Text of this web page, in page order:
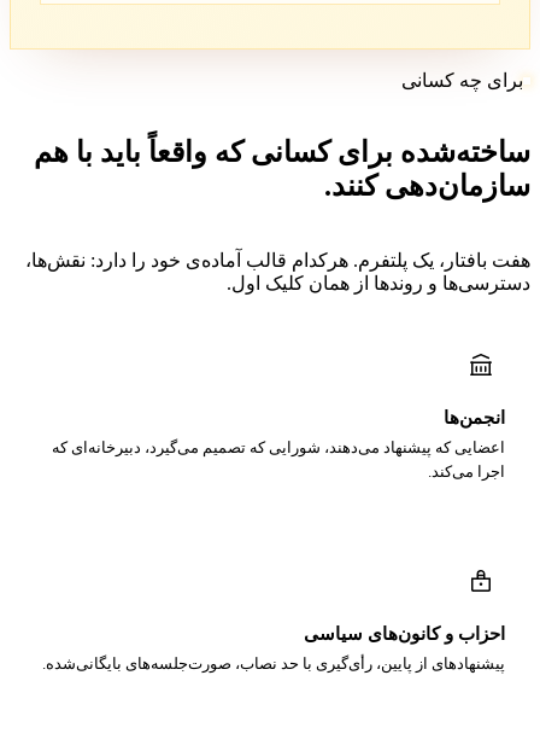
برای چه کسانی
ساخته‌شده برای کسانی که واقعاً باید با هم
سازمان‌دهی کنند.
هفت بافتار، یک پلتفرم. هرکدام قالب آماده‌ی خود را دارد: نقش‌ها،
دسترسی‌ها و روندها از همان کلیک اول.
انجمن‌ها
اعضایی که پیشنهاد می‌دهند، شورایی که تصمیم می‌گیرد، دبیرخانه‌ای که
اجرا می‌کند.
احزاب و کانون‌های سیاسی
پیشنهادهای از پایین، رأی‌گیری با حد نصاب، صورت‌جلسه‌های بایگانی‌شده.